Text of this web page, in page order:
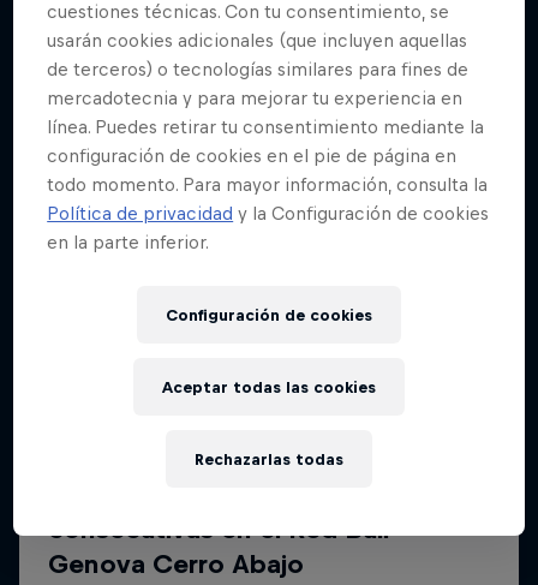
Más contenidos similares
cuestiones técnicas. Con tu consentimiento, se
usarán cookies adicionales (que incluyen aquellas
de terceros) o tecnologías similares para fines de
mercadotecnia y para mejorar tu experiencia en
línea. Puedes retirar tu consentimiento mediante la
configuración de cookies en el pie de página en
todo momento. Para mayor información, consulta la
Política de privacidad y la Configuración de cookies
en la parte inferior.
Configuración de cookies
Rechazarlas todas
Aceptar todas las cookies